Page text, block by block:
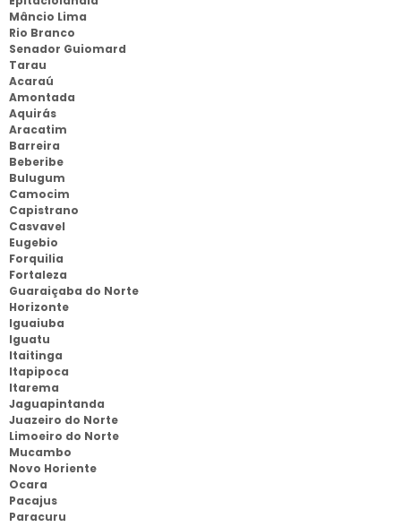
Mâncio Lima
Rio Branco
Senador Guiomard
Tarau
Acaraú
Amontada
Aquirás
Aracatim
Barreira
Beberibe
Bulugum
Camocim
Capistrano
Casvavel
Eugebio
Forquilia
Fortaleza
Guaraiçaba do Norte
Horizonte
Iguaiuba
Iguatu
Itaitinga
Itapipoca
Itarema
Jaguapintanda
Juazeiro do Norte
Limoeiro do Norte
Mucambo
Novo Horiente
Ocara
Pacajus
Paracuru